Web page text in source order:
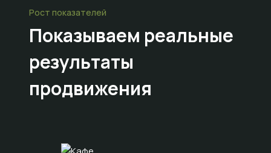
Рост показателей
Показываем реальные
результаты
продвижения